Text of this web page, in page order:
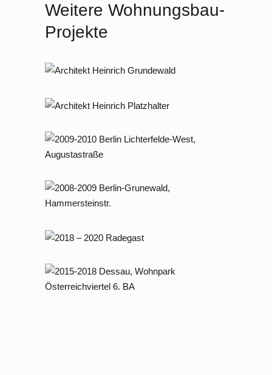
Weitere Wohnungsbau-
Projekte
2006 – 2007 Berlin Dahlem,
2013 – 2014 Berlin, Kärntner Straße
2009 – 2010 Berlin Lichterfelde –
West, Augustastraße
2008 – 2009 Berlin Grunewald,
Hammersteinstraße
2018 – 2020 Radegast
2015 – 2018 Dessau, Wohnpark
Österreichviertel 6. BA